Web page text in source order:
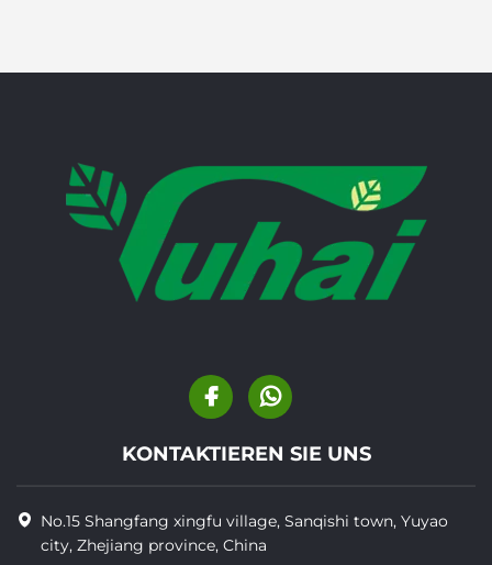
KONTAKTIEREN SIE UNS
No.15 Shangfang xingfu village, Sanqishi town, Yuyao
city, Zhejiang province, China